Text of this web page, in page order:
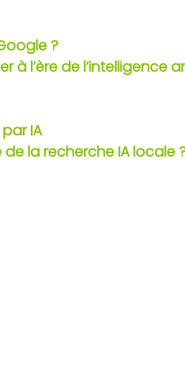
?
à l’ère de l’intelligence
IA
la recherche IA locale